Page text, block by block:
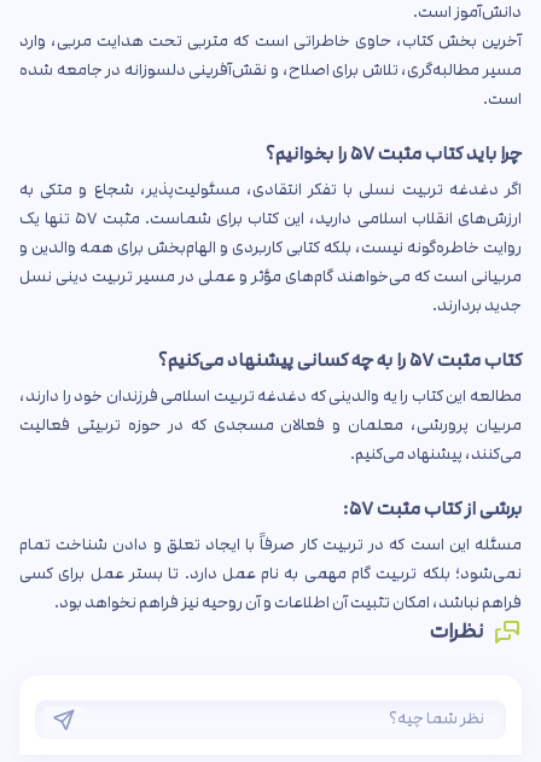
دانش‌آموز است.
آخرین بخش کتاب، حاوی خاطراتی است که متربی تحت هدایت مربی، وارد
مسیر مطالبه‌گری، تلاش برای اصلاح، و نقش‌آفرینی دلسوزانه در جامعه شده
است.
چرا باید کتاب مثبت۵۷را بخوانیم؟
اگر دغدغه تربیت نسلی با تفکر انتقادی، مسئولیت‌پذیر، شجاع و متکی به
ارزش‌های انقلاب اسلامی دارید، این کتاب برای شماست. مثبت ۵۷ تنها یک
روایت خاطره‌گونه نیست، بلکه کتابی کاربردی و الهام‌بخش برای همه والدین و
مربیانی است که می‌خواهند گام‌های مؤثر و عملی در مسیر تربیت دینی نسل
جدید بردارند.
کتاب مثبت۵۷را به چه کسانی پیشنهاد می‌کنیم؟
مطالعه این کتاب را یه والدینی که دغدغه تربیت اسلامی فرزندان خود را دارند،
مربیان پرورشی، معلمان و فعالان مسجدی که در حوزه تربیتی فعالیت
می‌کنند، پیشنهاد می‌کنیم.
برشی از کتاب مثبت۵۷:
مسئله این است که در تربیت کار صرفاً با ایجاد تعلق و دادن شناخت تمام
نمی‌شود؛ بلکه تربیت گام مهمی به نام عمل دارد. تا بستر عمل برای کسی
فراهم نباشد، امکان تثبیت آن اطلاعات و آن روحیه نیز فراهم نخواهد بود.
نظرات